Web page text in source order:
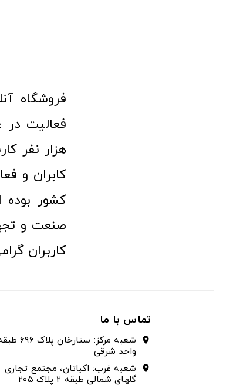
هزار نفر
کابران و
کشور بوده
صنعت و
کاربران
تماس با ما
location_on
شعبه مرکز:
واحد شرقی
location_on
شعبه غرب: اکباتان، مجتمع تجاری
گلهای شمالی طبقه ۲ پلاک ۲۰۵